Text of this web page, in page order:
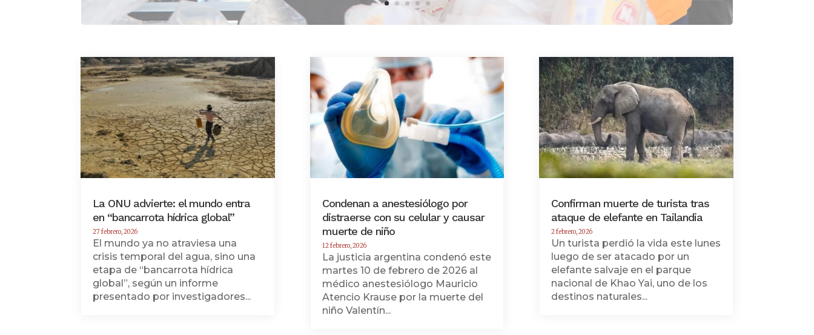
La ONU advierte: el mundo entra
en “bancarrota hídrica global”
27 febrero, 2026
El mundo ya no atraviesa una
crisis temporal del agua, sino una
etapa de “bancarrota hídrica
global”, según un informe
presentado por investigadores...
Condenan a anestesiólogo por
distraerse con su celular y causar
muerte de niño
12 febrero, 2026
La justicia argentina condenó este
martes 10 de febrero de 2026 al
médico anestesiólogo Mauricio
Atencio Krause por la muerte del
niño Valentín...
Confirman muerte de turista tras
ataque de elefante en Tailandia
2 febrero, 2026
Un turista perdió la vida este lunes
luego de ser atacado por un
elefante salvaje en el parque
nacional de Khao Yai, uno de los
destinos naturales...